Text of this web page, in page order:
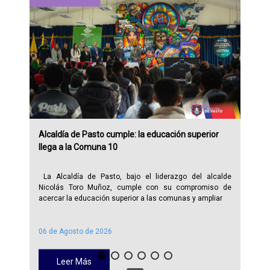
06 de Agosto de 2026
Leer Más
Alcaldía de Pasto cumple: la educación superior
llega a la Comuna 10
La Alcaldía de Pasto, bajo el liderazgo del alcalde
Nicolás Toro Muñoz, cumple con su compromiso de
acercar la educación superior a las comunas y ampliar